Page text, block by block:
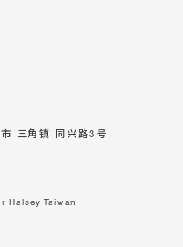
三角镇 同兴路3号
Halsey Taiwan